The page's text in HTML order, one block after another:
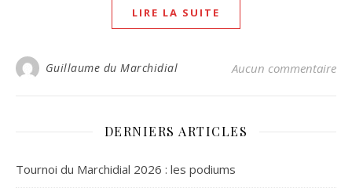
LIRE LA SUITE
Guillaume du Marchidial Aucun commentaire
DERNIERS ARTICLES
Tournoi du Marchidial 2026 : les podiums